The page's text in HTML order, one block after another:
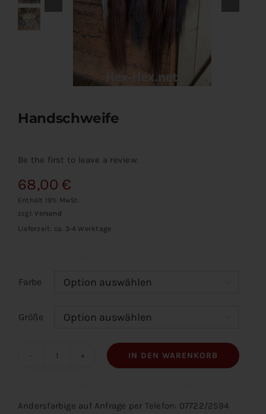
Pferdeschweife
Holzratschen
Nackenbänder
Handschweife
Be the first to leave a review.
68,00 €
Enthält 19% MwSt.
zzgl. Versand
Lieferzeit: ca. 3-4 Werktage
Farbe
Größe
Handschweife
IN DEN WARENKORB
Andersfarbige auf Anfrage per Telefon: 07722/2594